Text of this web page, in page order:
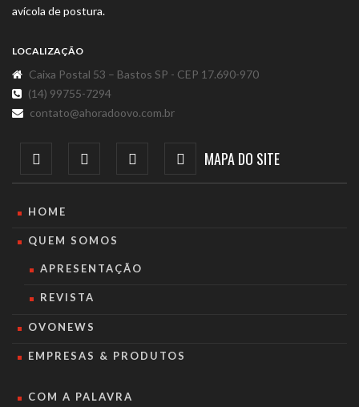
avícola de postura.
LOCALIZAÇÃO
Caixa Postal 53 – Bastos SP - CEP 17.690-970
(14) 99755-7294
contato@ahoradoovo.com.br
MAPA DO SITE
HOME
QUEM SOMOS
APRESENTAÇÃO
REVISTA
OVONEWS
EMPRESAS & PRODUTOS
COM A PALAVRA